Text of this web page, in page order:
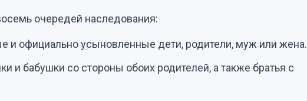
очередей наследования:
и официально усыновленные дети, родители, муж или жена.
и бабушки со стороны обоих родителей, а также братья с